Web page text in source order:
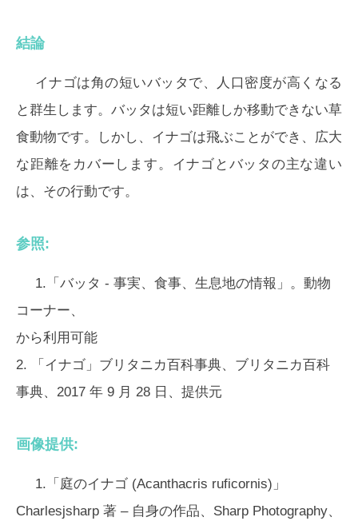
結論
イナゴは角の短いバッタで、人口密度が高くなる
と群生します。バッタは短い距離しか移動できない草
食動物です。しかし、イナゴは飛ぶことができ、広大
な距離をカバーします。イナゴとバッタの主な違い
は、その行動です。
参照:
1.「バッタ - 事実、食事、生息地の情報」。動物
コーナー、
から利用可能
2. 「イナゴ」ブリタニカ百科事典、ブリタニカ百科
事典、2017 年 9 月 28 日、提供元
画像提供:
1.「庭のイナゴ (Acanthacris ruficornis)」
Charlesjsharp 著 – 自身の作品、Sharp Photography、